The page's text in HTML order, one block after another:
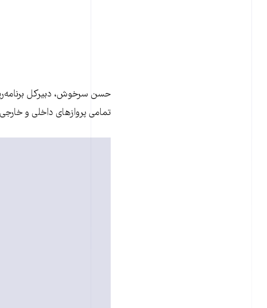
تمامی پروازهای داخلی و